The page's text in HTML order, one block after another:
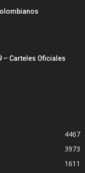
– Carteles Oficiales
4467
3973
1611